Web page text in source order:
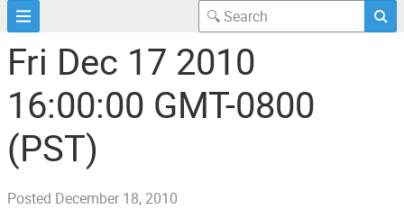
Fri Dec 17 2010
16:00:00 GMT-0800
(PST)
Posted December 18, 2010